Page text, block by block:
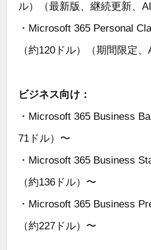
ル）（最新版、継続更新、AI
・Microsoft 365 Personal
（約120ドル）（期間限定、
ビジネス向け：
・Microsoft 365 Business
71ドル）〜
・Microsoft 365 Business
（約136ドル）〜
・Microsoft 365 Business
（約227ドル）〜